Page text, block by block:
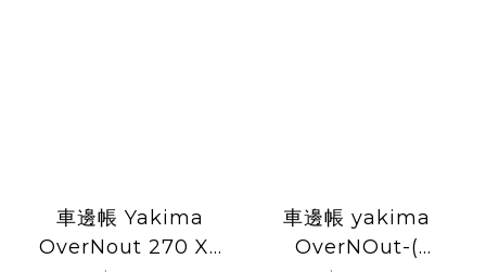
車邊帳 Yakima
OverNout 270 XL
車邊帳 yakima
OverNOut-(